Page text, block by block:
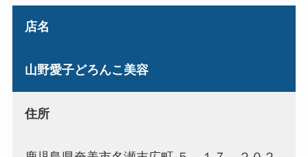
店名
山野愛子どろんこ美容
住所